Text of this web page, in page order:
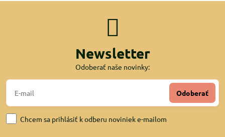
Newsletter
Odoberať naše novinky:
Odoberať
Chcem sa prihlásiť k odberu noviniek e-mailom